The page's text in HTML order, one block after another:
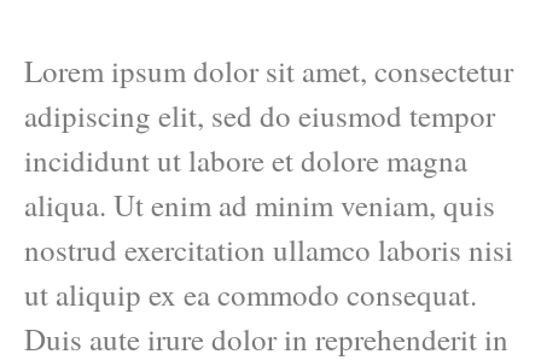
Lorem ipsum dolor sit amet, consectetur
adipiscing elit, sed do eiusmod tempor
incididunt ut labore et dolore magna
aliqua. Ut enim ad minim veniam, quis
nostrud exercitation ullamco laboris nisi
ut aliquip ex ea commodo consequat.
Duis aute irure dolor in reprehenderit in